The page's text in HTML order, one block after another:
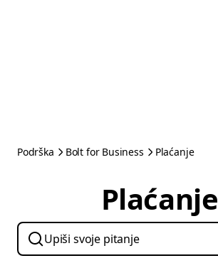
Podrška Bolt for Business Plaćanje
Plaćanje